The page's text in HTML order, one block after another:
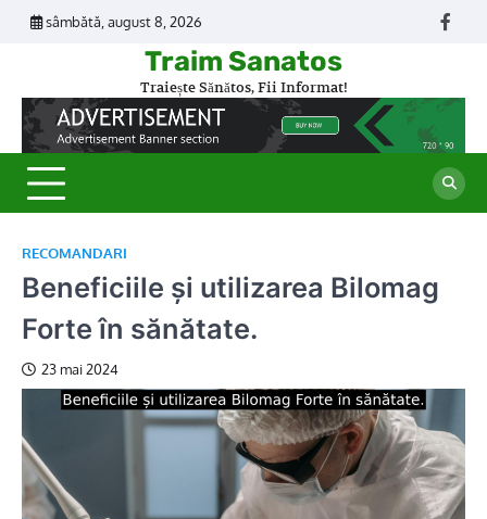
Skip
sâmbătă, august 8, 2026
Traim Sanatos
Traiește Sănătos, Fii Informat!
RECOMANDARI
Beneficiile și utilizarea Bilomag
Forte în sănătate.
23 mai 2024